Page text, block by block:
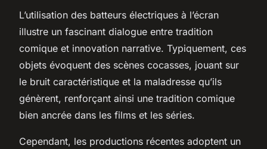
L’utilisation des batteurs électriques à l’écran
illustre un fascinant dialogue entre tradition
comique et innovation narrative. Typiquement, ces
objets évoquent des scènes cocasses, jouant sur
le bruit caractéristique et la maladresse qu’ils
génèrent, renforçant ainsi une tradition comique
bien ancrée dans les films et les séries.
Cependant, les productions récentes adoptent un